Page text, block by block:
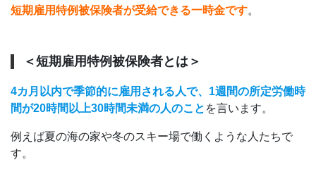
短期雇用特例被保険者が受給できる一時金です。
＜短期雇用特例被保険者とは＞
4カ月以内で季節的に雇用される人で、1週間の所定労働時
間が20時間以上30時間未満の人のこと を言います。
例えば夏の海の家や冬のスキー場で働くような人たちで
す。